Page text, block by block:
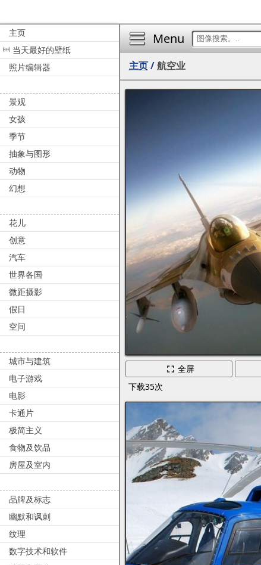
主页
当天最好的壁纸
照片编辑器
景观
女孩
季节
抽象与图形
动物
幻想
花儿
创意
汽车
世界各国
微距摄影
假日
空间
城市与建筑
电子游戏
电影
卡通片
极简主义
食物及饮品
房屋及室内
品牌及标志
幽默和讽刺
纹理
数字技术和软件
Menu
主页/航空业
全屏
下载35次